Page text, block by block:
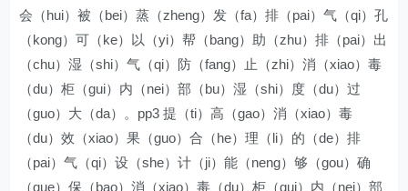
会（hui）被（bei）蒸（zheng）发（fa）排（pai）气（qi）孔
（kong）可（ke）以（yi）帮（bang）助（zhu）排（pai）出
（chu）湿（shi）气（qi）防（fang）止（zhi）消（xiao）毒
（du）柜（gui）内（nei）部（bu）湿（shi）度（du）过
（guo）大（da）。pp3 提（ti）高（gao）消（xiao）毒
（du）效（xiao）果（guo）合（he）理（li）的（de）排
（pai）气（qi）设（she）计（ji）能（neng）够（gou）确
（que）保（bao）消（xiao）毒（du）柜（gui）内（nei）部